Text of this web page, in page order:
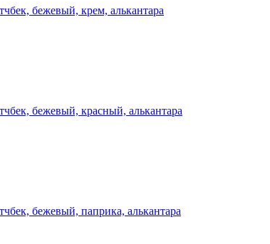
бежевый, крем, алькантара
бежевый, красный, алькантара
бежевый, паприка, алькантара